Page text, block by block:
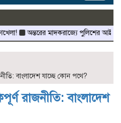
মাদকরাজ্যে পুলিশের আইওয়াশ অভিযান!
বাংলাদেশ যাচ্ছে কোন পথে?
রাজনীতি: বাংলাদেশ